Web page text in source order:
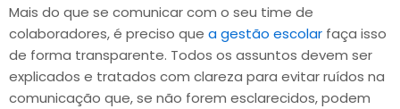
Mais do que se comunicar com o seu time de
colaboradores, é preciso que a gestão escolar faça isso
de forma transparente. Todos os assuntos devem ser
explicados e tratados com clareza para evitar ruídos na
comunicação que, se não forem esclarecidos, podem